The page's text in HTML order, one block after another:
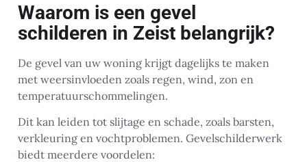
Waarom is een gevel
schilderen in Zeist belangrijk?
De gevel van uw woning krijgt dagelijks te maken
met weersinvloeden zoals regen, wind, zon en
temperatuurschommelingen.
Dit kan leiden tot slijtage en schade, zoals barsten,
verkleuring en vochtproblemen. Gevelschilderwerk
biedt meerdere voordelen: